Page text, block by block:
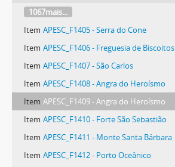
1067mais...
Item APESC_F1405 - Serra do Cone
Item APESC_F1406 - Freguesia de Biscoitos
Item APESC_F1407 - São Carlos
Item APESC_F1408 - Angra do Heroísmo
Item APESC_F1409 - Angra do Heroísmo
Item APESC_F1410 - Forte São Sebastião
Item APESC_F1411 - Monte Santa Bárbara
Item APESC_F1412 - Porto Oceânico